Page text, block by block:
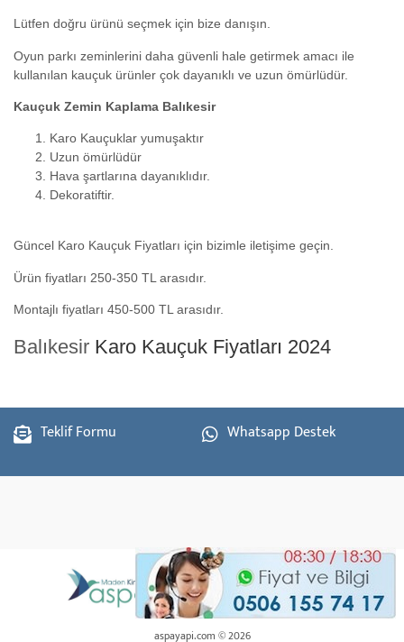
Lütfen doğru ürünü seçmek için bize danışın.
Oyun parkı zeminlerini daha güvenli hale getirmek amacı ile
kullanılan kauçuk ürünler çok dayanıklı ve uzun ömürlüdür.
Kauçuk Zemin Kaplama Balıkesir
Karo Kauçuklar yumuşaktır
Uzun ömürlüdür
Hava şartlarına dayanıklıdır.
Dekoratiftir.
Güncel Karo Kauçuk Fiyatları için bizimle iletişime geçin.
Ürün fiyatları 250-350 TL arasıdır.
Montajlı fiyatları 450-500 TL arasıdır.
Balıkesir Karo Kauçuk Fiyatları 2024
Teklif Formu Whatsapp Destek
aspayapi.com © 2026